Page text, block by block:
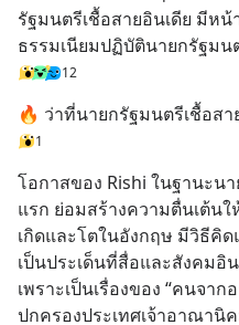
รัฐมนตรีเชื้อสายอินเดีย มีห
ธรรมเนียมปฏิบัตินายกรัฐมน
12
🔥 ว่าที่นายกรัฐมนตรีเชื้อสา
1
โอกาสของ Rishi ในฐานะน
แรก ย่อมสร้างความตื่นเต้น
เกิดและโตในอังกฤษ มีวิธีคิ
เป็นประเด็นที่สื่อและสังคมอิ
เพราะเป็นเรื่องของ “คนจ
ปกครองประเทศเจ้าอาณานิ